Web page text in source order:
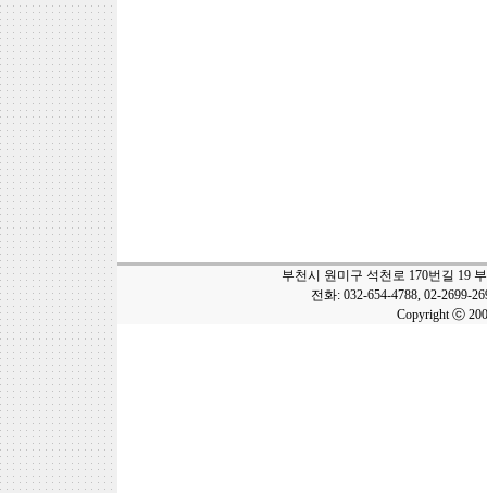
부천시 원미구 석천로 170번길 19
전화: 032-654-4788, 02-2699-
Copyright ⓒ